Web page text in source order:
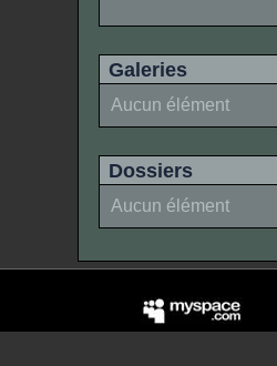
Galeries
Aucun élément
Dossiers
Aucun élément